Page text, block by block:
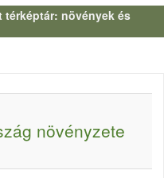
térképtár: növények és
növényzete